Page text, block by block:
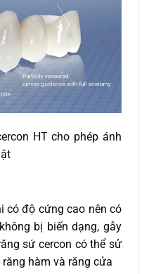
HT cho phép ánh
có độ cứng cao nên có
bị biến dạng, gẫy
sứ cercon có thể sử
hàm và răng cửa